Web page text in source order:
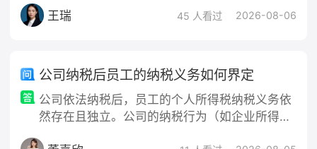
处理依据：轻微伤虽不构成刑事犯罪，但属于
果：公安机关会依法对打人者进行行政处罚，通
常包括行政拘留（5-10日）和罚款（200-500
元，情节较轻的为5日以下拘留或5
王瑞 45 人看过 2026-08-06
公司纳税后员工的纳税义务如何界定
公司依法纳税后，员工的个人所得税纳税义务依
然存在且独立。公司的纳税行为（如企业所得